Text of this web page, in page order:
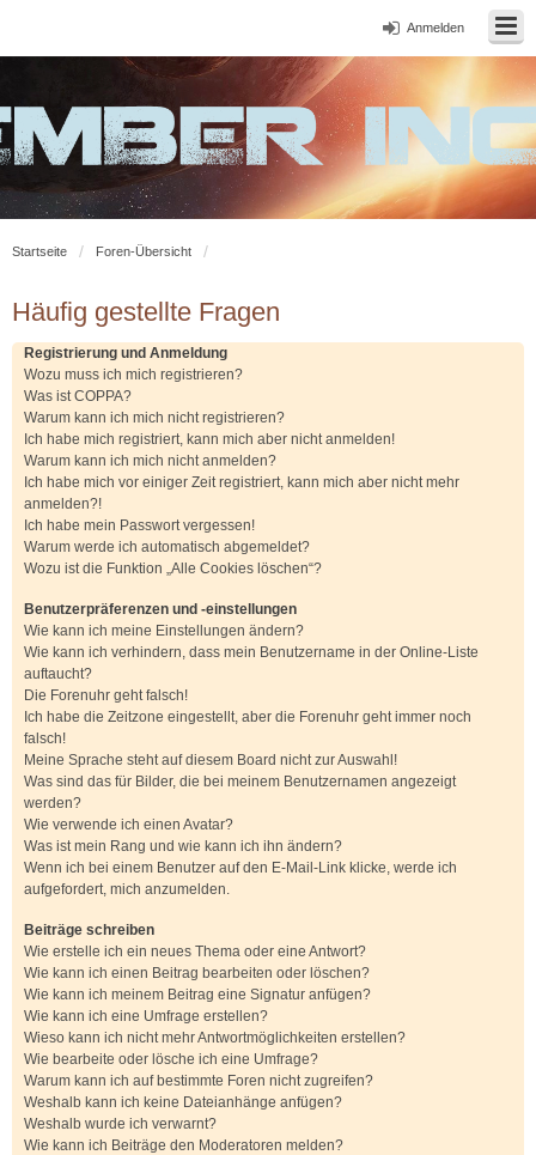
Anmelden
Startseite Foren-Übersicht
Häufig gestellte Fragen
Registrierung und Anmeldung
Wozu muss ich mich registrieren?
Was ist COPPA?
Warum kann ich mich nicht registrieren?
Ich habe mich registriert, kann mich aber nicht anmelden!
Warum kann ich mich nicht anmelden?
Ich habe mich vor einiger Zeit registriert, kann mich aber nicht mehr
anmelden?!
Ich habe mein Passwort vergessen!
Warum werde ich automatisch abgemeldet?
Wozu ist die Funktion „Alle Cookies löschen“?
Benutzerpräferenzen und -einstellungen
Wie kann ich meine Einstellungen ändern?
Wie kann ich verhindern, dass mein Benutzername in der Online-Liste
auftaucht?
Die Forenuhr geht falsch!
Ich habe die Zeitzone eingestellt, aber die Forenuhr geht immer noch
falsch!
Meine Sprache steht auf diesem Board nicht zur Auswahl!
Was sind das für Bilder, die bei meinem Benutzernamen angezeigt
werden?
Wie verwende ich einen Avatar?
Was ist mein Rang und wie kann ich ihn ändern?
Wenn ich bei einem Benutzer auf den E-Mail-Link klicke, werde ich
aufgefordert, mich anzumelden.
Beiträge schreiben
Wie erstelle ich ein neues Thema oder eine Antwort?
Wie kann ich einen Beitrag bearbeiten oder löschen?
Wie kann ich meinem Beitrag eine Signatur anfügen?
Wie kann ich eine Umfrage erstellen?
Wieso kann ich nicht mehr Antwortmöglichkeiten erstellen?
Wie bearbeite oder lösche ich eine Umfrage?
Warum kann ich auf bestimmte Foren nicht zugreifen?
Weshalb kann ich keine Dateianhänge anfügen?
Weshalb wurde ich verwarnt?
Wie kann ich Beiträge den Moderatoren melden?